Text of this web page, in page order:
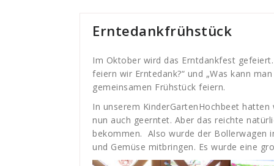
Erntedankfrühstück
Im Oktober wird das Erntdankfest
feiern wir Erntedank?“ und „Was kann
gemeinsamen Frühstück feiern.
In unserem KinderGartenHochbeet
nun auch geerntet. Aber das reichte
bekommen. Also wurde der Bollerwagen
und Gemüse mitbringen. Es wurde eine